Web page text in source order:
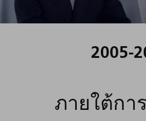
2005-
ภายใต้กา